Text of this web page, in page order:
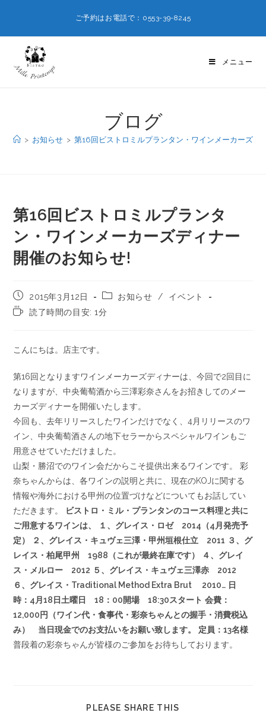
ご予約はお電話で：0553-39-8245
メニュー
ブログ
> お知らせ > 第16回ビストロミルプランタン・ワインメーカーズデ
第16回ビストロミルプランタ
ン・ワインメーカーズディナー
開催のお知らせ!
2015年3月12日 お知らせ /
イベント
読了時間の目安: 1分
こんにちは。店主です。
第16回となりますワインメーカーズディナーは、今回で2回目に
なりますが、中央葡萄酒から三澤彩奈さんをお招きしてのメー
カーズディナーを開催いたします。
今回も、去年リリースしたワインだけでなく、4月リリースのワ
イン、中央葡萄酒さんの地下セラーからスペシャルワインもご
用意させていただけました。
山梨・勝沼でのワイン会だからこそ提供出来るワインです。 彩
奈ちゃんからは、各ワインの説明と共に、現在のKOJに関する
情報や海外における甲州の位置づけなどについて もお話してい
ただきます。 ビストロ・ミル・プランタンのコース料理と共に
ご用意するワインは、
１、グレイス・ロゼ 2014（4月発売予
定）
２、グレイス・キュヴェ三澤・甲州垣根仕立 2011 ３、グ
レイス・柏尾甲州 1988（これが最終在庫です）
４、グレイ
ス・メルロー 2012 ５、グレイス・キュヴェ三澤赤 2012
６、グレイス・Traditional Method Extra Brut 2010… 日
時：4月18日土曜日 18：00開場 18:30スタート 会費：
12,000円（ワイン代・食事代・彩奈ちゃんとの握手・消費税込
み） 当日現金でのお支払いをお願い致します。
定員：13名様
普段着の彩奈ちゃんが皆様のご参加をお待ちしております。
PLEASE SHARE THIS